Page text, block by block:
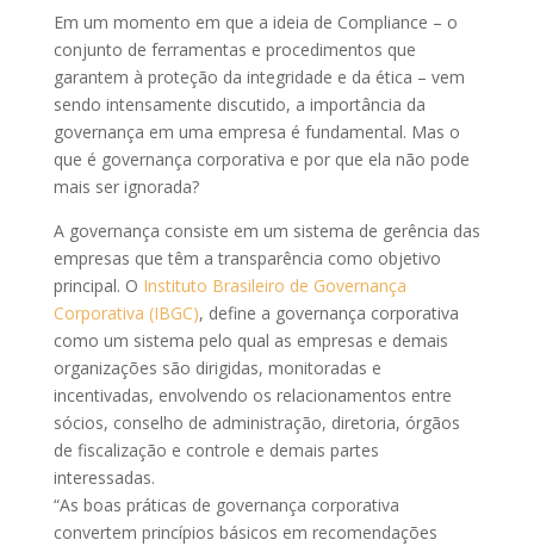
Em um momento em que a ideia de Compliance – o
conjunto de ferramentas e procedimentos que
garantem à proteção da integridade e da ética – vem
sendo intensamente discutido, a importância da
governança em uma empresa é fundamental. Mas o
que é governança corporativa e por que ela não pode
mais ser ignorada?
A governança consiste em um sistema de gerência das
empresas que têm a transparência como objetivo
principal. O Instituto Brasileiro de Governança
Corporativa (IBGC), define a governança corporativa
como um sistema pelo qual as empresas e demais
organizações são dirigidas, monitoradas e
incentivadas, envolvendo os relacionamentos entre
sócios, conselho de administração, diretoria, órgãos
de fiscalização e controle e demais partes
interessadas.
“As boas práticas de governança corporativa
convertem princípios básicos em recomendações